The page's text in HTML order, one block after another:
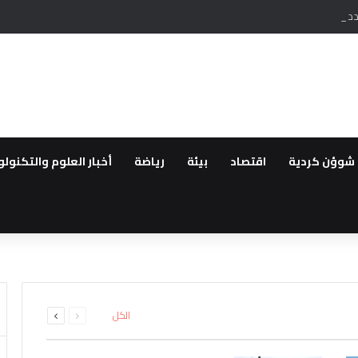
ساعات المولدات في الحسكة وسط شكاوى من الاهالي
شوؤن كردية اقتصاد بيئة رياضة أخبار العلوم
في سوريا رغم تراجع
من مهجري سري كانيه إلى
المدعومة من تركيا لتقليص
“تعزيز التضامن الوطني
سراح الزعيمين الكرديين
الكل الصفحةالصفحة